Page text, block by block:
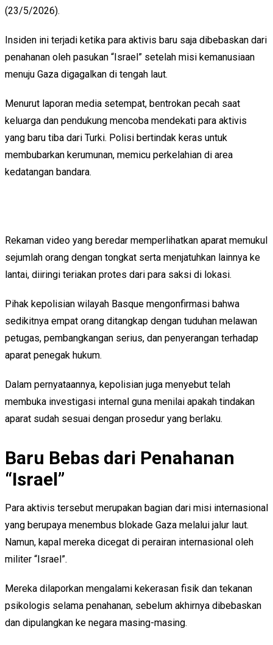
(23/5/2026).
Insiden ini terjadi ketika para aktivis baru saja dibebaskan dari
penahanan oleh pasukan “Israel” setelah misi kemanusiaan
menuju Gaza digagalkan di tengah laut.
Menurut laporan media setempat, bentrokan pecah saat
keluarga dan pendukung mencoba mendekati para aktivis
yang baru tiba dari Turki. Polisi bertindak keras untuk
membubarkan kerumunan, memicu perkelahian di area
kedatangan bandara.
Rekaman video yang beredar memperlihatkan aparat memukul
sejumlah orang dengan tongkat serta menjatuhkan lainnya ke
lantai, diiringi teriakan protes dari para saksi di lokasi.
Pihak kepolisian wilayah Basque mengonfirmasi bahwa
sedikitnya empat orang ditangkap dengan tuduhan melawan
petugas, pembangkangan serius, dan penyerangan terhadap
aparat penegak hukum.
Dalam pernyataannya, kepolisian juga menyebut telah
membuka investigasi internal guna menilai apakah tindakan
aparat sudah sesuai dengan prosedur yang berlaku.
Baru Bebas dari Penahanan
“Israel”
Para aktivis tersebut merupakan bagian dari misi internasional
yang berupaya menembus blokade Gaza melalui jalur laut.
Namun, kapal mereka dicegat di perairan internasional oleh
militer “Israel”.
Mereka dilaporkan mengalami kekerasan fisik dan tekanan
psikologis selama penahanan, sebelum akhirnya dibebaskan
dan dipulangkan ke negara masing-masing.